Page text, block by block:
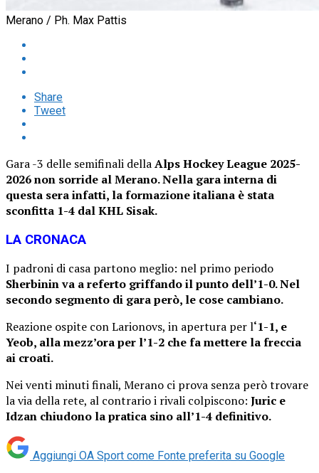
Merano / Ph. Max Pattis
Share
Tweet
Gara -3 delle semifinali dellaAlps Hockey League 2025-
2026 non sorride al Merano. Nella gara interna di
questa sera infatti, la formazione italiana è stata
sconfitta 1-4 dal KHL Sisak.
LA CRONACA
I padroni di casa partono meglio: nel primo periodo
Sherbinin va a referto griffando il punto dell’1-0. Nel
secondo segmento di gara però, le cose cambiano.
Reazione ospite con Larionovs, in apertura per l‘1-1, e
Yeob, alla mezz’ora per l’1-2 che fa mettere la freccia
ai croati.
Nei venti minuti finali, Merano ci prova senza però trovare
la via della rete, al contrario i rivali colpiscono: Juric e
Idzan chiudono la pratica sino all’1-4 definitivo.
Aggiungi OA Sport come Fonte preferita su Google